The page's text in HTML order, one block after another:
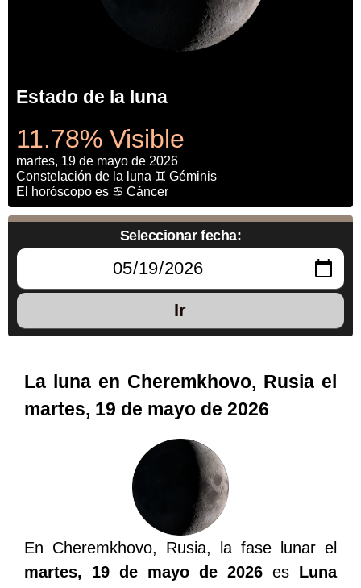
Estado de la luna
11.78% Visible
martes, 19 de mayo de 2026
Constelación de la luna ♊ Géminis
El horóscopo es ♋ Cáncer
Seleccionar fecha:
Ir
La luna en Cheremkhovo, Rusia el
martes, 19 de mayo de 2026
En Cheremkhovo, Rusia, la fase lunar el
martes, 19 de mayo de 2026 es Luna